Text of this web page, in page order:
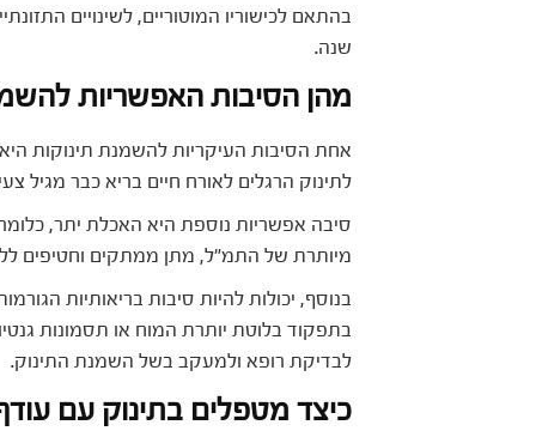
שנה.
מהן הסיבות האפשריות
אחת הסיבות העיקריות להשמנת תינוקות
לתינוק הרגלים לאורח חיים בריא כבר מגיל
סיבה אפשריות נוספת היא האכלת יתר,
מיותרת של התמ"ל, מתן ממתקים וחטיפים
בנוסף, יכולות להיות סיבות בריאותיות
בתפקוד בלוטת יותרת המוח או תסמונות
לבדיקת רופא ולמעקב בשל השמנת התינוק.
כיצד מטפלים בתינוק עם